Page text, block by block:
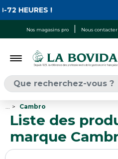
Nos magasins pro Nous contacter
!
Cambro
Liste des
marque